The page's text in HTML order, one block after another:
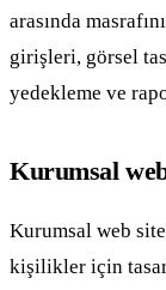
arasında
girişleri, görsel
yedekleme ve
Kurumsal
Kurumsal web
kişilikler için